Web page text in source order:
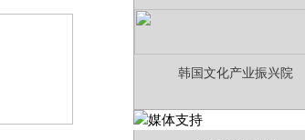
韩国文化产业振兴院